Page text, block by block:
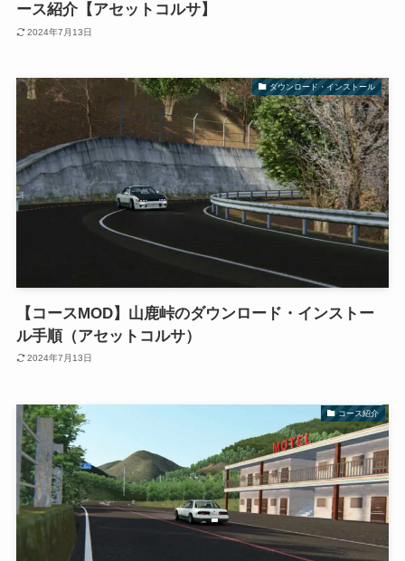
ース紹介【アセットコルサ】
2024年7月13日
ダウンロード・インストール
【コースMOD】山鹿峠のダウンロード・インストー
ル手順（アセットコルサ）
2024年7月13日
コース紹介